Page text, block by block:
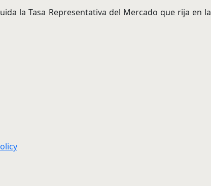
la Tasa Representativa del Mercado que rija en la